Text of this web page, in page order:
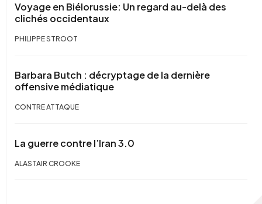
Voyage en Biélorussie: Un regard au-delà des
clichés occidentaux
PHILIPPE STROOT
Barbara Butch : décryptage de la dernière
offensive médiatique
CONTRE ATTAQUE
La guerre contre l’Iran 3.0
ALASTAIR CROOKE